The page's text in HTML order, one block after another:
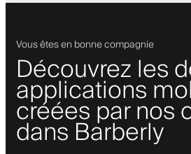
Vous êtes en bonne compagnie
Découvrez les
applications
créées par nos
dans Barberly